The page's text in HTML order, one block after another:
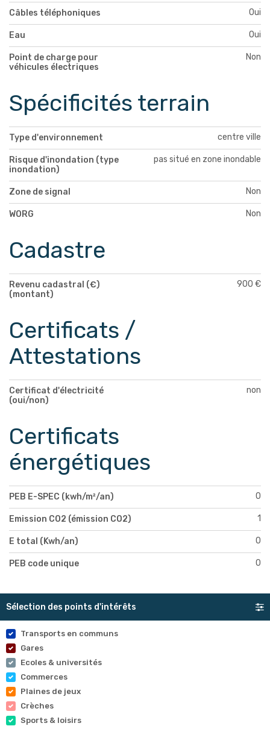
Câbles téléphoniques Oui
Eau Oui
Point de charge pour
véhicules électriques
Non
Spécificités terrain
Type d'environnement centre ville
Risque d'inondation (type
inondation)
pas situé en zone inondable
Zone de signal Non
WORG Non
Cadastre
Revenu cadastral (€)
(montant)
900 €
Certificats /
Attestations
Certificat d'électricité
(oui/non)
non
Certificats
énergétiques
PEB E-SPEC (kwh/m²/an) 0
Emission CO2 (émission CO2) 1
E total (Kwh/an) 0
PEB code unique 0
Sélection des points d'intérêts
Transports en communs
Gares
Ecoles & universités
Commerces
Plaines de jeux
Crèches
Sports & loisirs